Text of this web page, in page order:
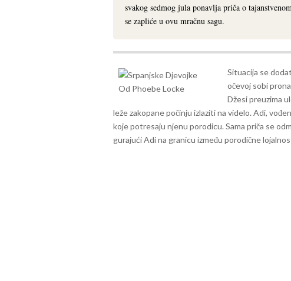
svakog sedmog jula ponavlja priča o
se zapliće u ovu mračnu sagu.
Situacija se
očevoj sobi
Džesi preuzima
leže zakopane počinju izlaziti na videlo. Adi,
koje potresaju njenu porodicu. Sama priča se
gurajući Adi na granicu između porodične